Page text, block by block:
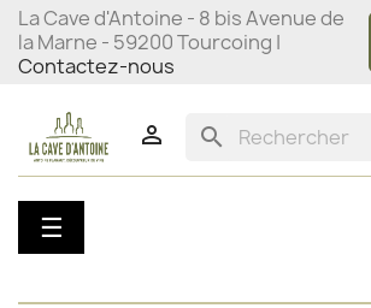
La Cave d'Antoine - 8 bis Avenue de
la Marne - 59200 Tourcoing |
Contactez-nous
 search
Basculer
la
☰